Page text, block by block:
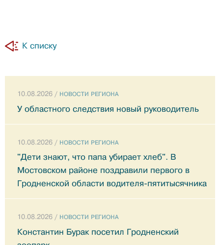
К списку
10.08.2026 / НОВОСТИ РЕГИОНА
У областного следствия новый руководитель
10.08.2026 / НОВОСТИ РЕГИОНА
"Дети знают, что папа убирает хлеб". В
Мостовском районе поздравили первого в
Гродненской области водителя-пятитысячника
10.08.2026 / НОВОСТИ РЕГИОНА
Константин Бурак посетил Гродненский